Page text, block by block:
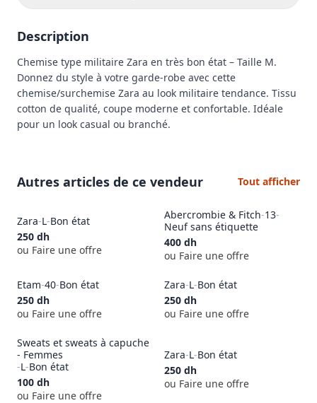
Description
Chemise type militaire Zara en très bon état – Taille M.
Donnez du style à votre garde-robe avec cette
chemise/surchemise Zara au look militaire tendance. Tissu
cotton de qualité, coupe moderne et confortable. Idéale
pour un look casual ou branché.
Autres articles de ce vendeur Tout afficher
Zara-L-Bon état
250 dh
ou Faire une offre
Abercrombie & Fitch-13-
Neuf sans étiquette
400 dh
ou Faire une offre
Etam-40-Bon état
250 dh
ou Faire une offre
Zara-L-Bon état
250 dh
ou Faire une offre
Sweats et sweats à capuche
- Femmes
-L-Bon état
100 dh
ou Faire une offre
Zara-L-Bon état
250 dh
ou Faire une offre